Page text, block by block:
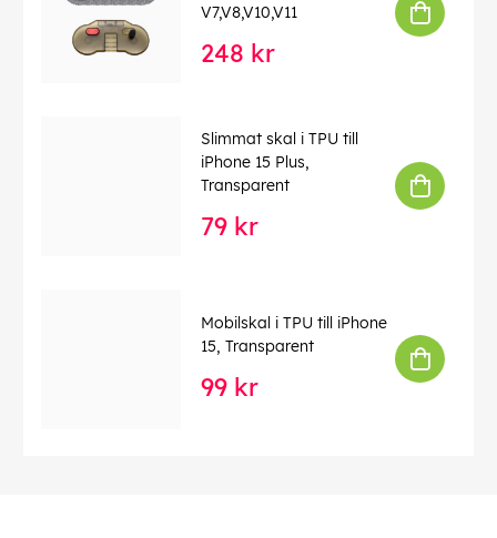
V7,V8,V10,V11
248 kr
Slimmat skal i TPU till
iPhone 15 Plus,
Transparent
79 kr
Mobilskal i TPU till iPhone
15, Transparent
99 kr